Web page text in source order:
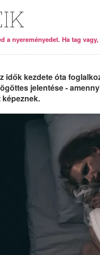
a nyereményedet. Ha tag
idők kezdete óta
jelentése -